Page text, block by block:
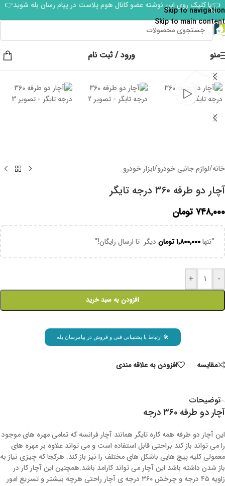
Skip to navigation
Skip to main content
👈با کلیک روی این نوشته عضو کانال هوم پلاست در پیام رسان بله شوید👉
منو ورود / ثبت نام
خانه/لوازم جانبی خودرو/ابزار خودرو
آچار دو طرفه ۳۶۰ درجه تایگر
۷۴۸,۰۰۰ تومان
"تنها۱,۸۰۰,۰۰۰تومان دیگر تا ارسال رایگان!"
-
+
افزودن به سبد خرید
🛠 ارتباط با پشتیبانی فنی و فروش در پیامرسان بله
مقايسه افزودن به علاقه مندی
توضیحات
آچار دو طرفه ۳۶۰ درجه
این آچار دو طرفه همه کاره تایگر همانند آچار فرانسه که تمامی مهره های موجود
را می تواند باز کند براحتی قابل استفاده است و می تواند علاوه بر مهره های
معمولی کلیه پیچ هایی باشکل های مختلف را نیز باز کند. هرکجا که چیزی نیاز به
باز شدن داشته باشد این آچار می تواند کارامد باشد.همچنین این آچار کار در
زاویه ۴۵ درجه و چرخش ۳۶۰ درجه ی آچار راحتی هرچه بیشتر و تسریع امور